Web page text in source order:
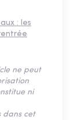
: les
ne peut
ni
dans cet